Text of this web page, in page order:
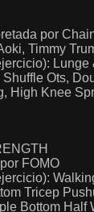
por
Timmy
Lunge
Ots,
High Knee
FOMO
Tricep
Bottom